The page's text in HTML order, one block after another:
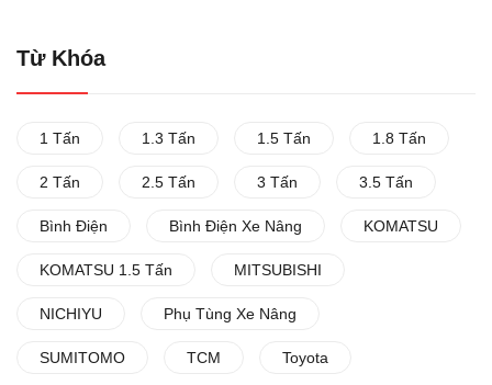
Từ Khóa
1 Tấn 1.3 Tấn 1.5 Tấn 1.8 Tấn
2 Tấn 2.5 Tấn 3 Tấn 3.5 Tấn
Bình Điện Bình Điện Xe Nâng KOMATSU
KOMATSU 1.5 Tấn MITSUBISHI
NICHIYU Phụ Tùng Xe Nâng
SUMITOMO TCM Toyota